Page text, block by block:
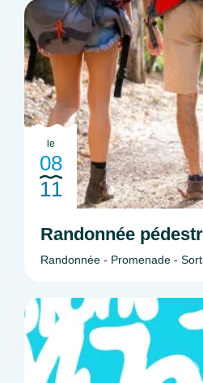
le
08
11
Randonnée
Randonnée - Promenade -